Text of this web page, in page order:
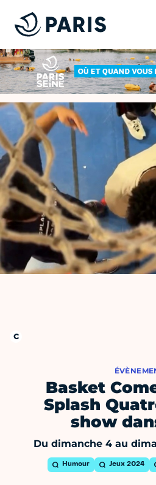
Basket
Splash
show
Du dimanche 4 au
Humour Jeux 2024